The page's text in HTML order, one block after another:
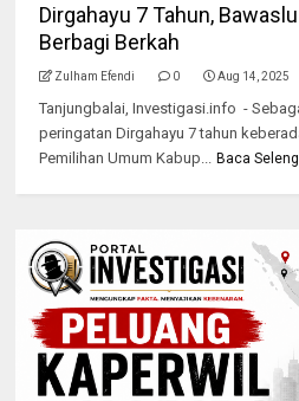
Dirgahayu 7 Tahun,
Berbagi Berkah
Zulham Efendi 0 Aug 14, 2025
Tanjungbalai, Investigasi.info -
peringatan Dirgahayu 7 tahun
Pemilihan Umum Kabup...
Baca